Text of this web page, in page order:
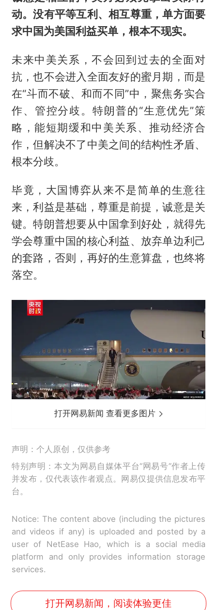
动。没有平等互利、相互尊重，单方面要
求中国为美国利益买单，根本不现实。
未来中美关系，不会回到过去的全面对
抗，也不会进入全面友好的蜜月期，而是
在“斗而不破、和而不同”中，聚焦务实合
作、管控分歧。特朗普的“生意优先”策
略，能短期缓和中美关系、推动经济合
作，但解决不了中美之间的结构性矛盾、
根本分歧。
毕竟，大国博弈从来不是简单的生意往
来，利益是基础，尊重是前提，诚意是关
键。特朗普想要从中国拿到好处，就得先
学会尊重中国的核心利益、放弃单边利己
的套路，否则，再好的生意算盘，也终将
落空。
打开网易新闻 查看更多图片
声明：个人原创，仅供参考
特别声明：本文为网易自媒体平台“网易号”作者上传
并发布，仅代表该作者观点。网易仅提供信息发布平
台。
Notice: The content above (including the pictures
and videos if any) is uploaded and posted by a
user of NetEase Hao, which is a social media
platform and only provides information storage
services.
打开网易新闻，阅读体验更佳